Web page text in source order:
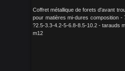
Coffret métallique de forets d'avant
pour matières mi-dures composition -
?2.5-3.3-4.2-5-6.8-8.5-10.2 - tarauds
m12